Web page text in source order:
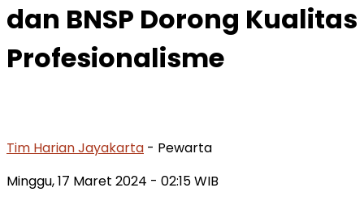
dan BNSP Dorong Kualitas
Profesionalisme
Tim Harian Jayakarta - Pewarta
Minggu, 17 Maret 2024 - 02:15 WIB